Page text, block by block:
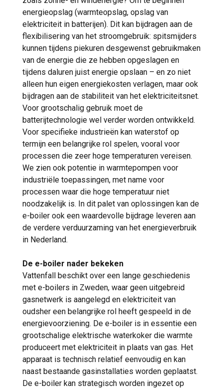
energieopslag (warmteopslag, opslag van
elektriciteit in batterijen). Dit kan bijdragen aan de
flexibilisering van het stroomgebruik: spitsmijders
kunnen tijdens piekuren desgewenst gebruikmaken
van de energie die ze hebben opgeslagen en
tijdens daluren juist energie opslaan – en zo niet
alleen hun eigen energiekosten verlagen, maar ook
bijdragen aan de stabiliteit van het elektriciteitsnet.
Voor grootschalig gebruik moet de
batterijtechnologie wel verder worden ontwikkeld.
Voor specifieke industrieën kan waterstof op
termijn een belangrijke rol spelen, vooral voor
processen die zeer hoge temperaturen vereisen.
We zien ook potentie in warmtepompen voor
industriële toepassingen, met name voor
processen waar die hoge temperatuur niet
noodzakelijk is. In dit palet van oplossingen kan de
e-boiler ook een waardevolle bijdrage leveren aan
de verdere verduurzaming van het energieverbruik
in Nederland.
De e-boiler nader bekeken
Vattenfall beschikt over een lange geschiedenis
met e-boilers in Zweden, waar geen uitgebreid
gasnetwerk is aangelegd en elektriciteit van
oudsher een belangrijke rol heeft gespeeld in de
energievoorziening. De e-boiler is in essentie een
grootschalige elektrische waterkoker die warmte
produceert met elektriciteit in plaats van gas. Het
apparaat is technisch relatief eenvoudig en kan
naast bestaande gasinstallaties worden geplaatst.
De e-boiler kan strategisch worden ingezet op